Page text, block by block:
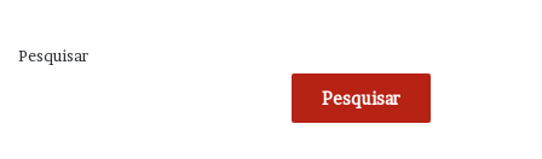
Pesquisar
Pesquisar